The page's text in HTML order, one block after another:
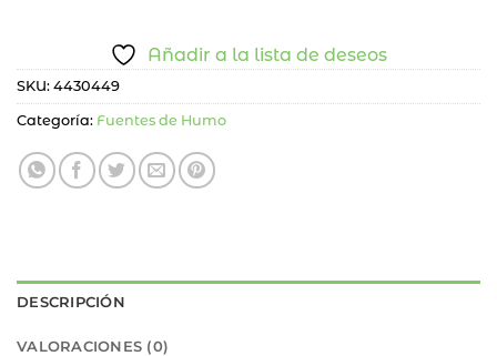
Añadir a la lista de deseos
SKU: 4430449
Categoría: Fuentes de Humo
DESCRIPCIÓN
VALORACIONES (0)